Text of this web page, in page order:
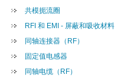
共模扼流圈
RFI 和 EMI - 屏蔽和吸收材料
同轴连接器（RF）
固定值电感器
同轴电缆（RF）